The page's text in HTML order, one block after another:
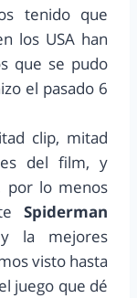
tenido que
los USA han
que se pudo
el pasado 6
clip, mitad
del film, y
por lo menos
Spiderman
la mejores
visto hasta
juego que dé